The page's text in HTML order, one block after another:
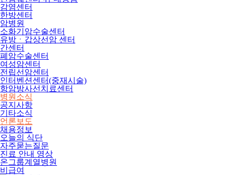
감염센터
한방센터
암병원
소화기암수술센터
유방ㆍ갑상선암 센터
간센터
폐암수술센터
여성암센터
전립선암센터
인터벤션센터(중재시술)
항암방사선치료센터
병원소식
공지사항
기타소식
언론보도
채용정보
오늘의 식단
자주묻는질문
진료 안내 영상
온그룹계열병원
비급여